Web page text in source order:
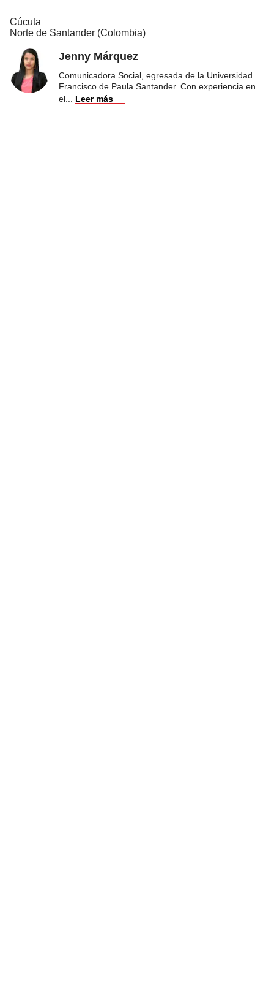
Cúcuta
Norte de Santander (Colombia)
Jenny Márquez
Comunicadora Social, egresada de la Universidad
Francisco de Paula Santander. Con experiencia en
el
Leer más